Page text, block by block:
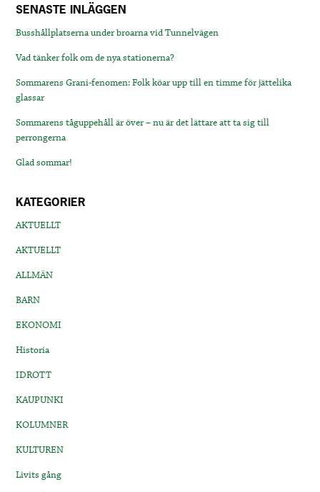
SENASTE INLÄGGEN
Busshållplatserna under broarna vid Tunnelvägen
Vad tänker folk om de nya stationerna?
Sommarens Grani-fenomen: Folk köar upp till en timme för jättelika
glassar
Sommarens tåguppehåll är över – nu är det lättare att ta sig till
perrongerna
Glad sommar!
KATEGORIER
AKTUELLT
AKTUELLT
ALLMÄN
BARN
EKONOMI
Historia
IDROTT
KAUPUNKI
KOLUMNER
KULTUREN
Livits gång